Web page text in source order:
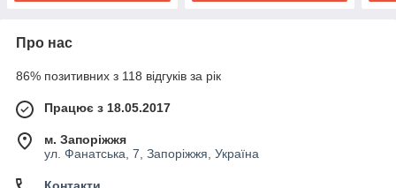
Про нас
86% позитивних з 118 відгуків за рік
Працює з 18.05.2017
м. Запоріжжя
ул. Фанатська, 7, Запоріжжя, Україна